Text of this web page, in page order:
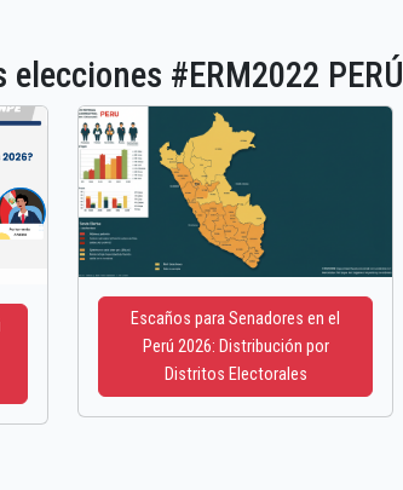
#ERM2022 PERÚ
Escaños para Senadores en el
Perú 2026: Distribución por
Distritos Electorales